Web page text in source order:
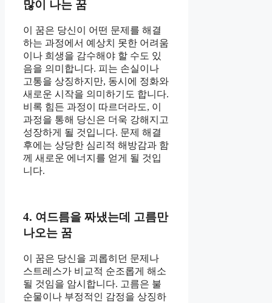
많이 나는 꿈
이 꿈은 당신이 어떤 문제를 해결
하는 과정에서 예상치 못한 어려움
이나 희생을 감수해야 할 수도 있
음을 의미합니다. 피는 손실이나
고통을 상징하지만, 동시에 정화와
새로운 시작을 의미하기도 합니다.
비록 힘든 과정이 따르더라도, 이
과정을 통해 당신은 더욱 강해지고
성장하게 될 것입니다. 문제 해결
후에는 상당한 심리적 해방감과 함
께 새로운 에너지를 얻게 될 것입
니다.
4. 여드름을 짜냈는데 고름만
나오는 꿈
이 꿈은 당신을 괴롭히던 문제나
스트레스가 비교적 순조롭게 해소
될 것임을 암시합니다. 고름은 불
순물이나 부정적인 감정을 상징하